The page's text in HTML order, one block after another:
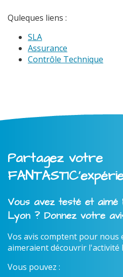
Quleques liens :
SLA
Assurance
Contrôle Technique
Partagez votre
Vous avez testé et aimé
Lyon ? Donnez votre
Vos avis comptent pour nous
aimeraient découvrir l'activité
Vous pouvez :